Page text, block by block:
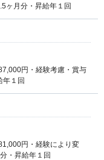
ヶ月分・昇給年１回
円・経験考慮・賞与
年１回
円・経験により変
・昇給年１回